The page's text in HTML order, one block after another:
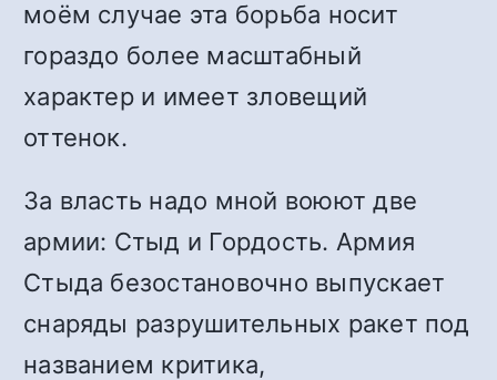
моём случае эта борьба носит
гораздо более масштабный
характер и имеет зловещий
оттенок.
За власть надо мной воюют две
армии: Стыд и Гордость. Армия
Стыда безостановочно выпускает
снаряды разрушительных ракет под
названием критика,